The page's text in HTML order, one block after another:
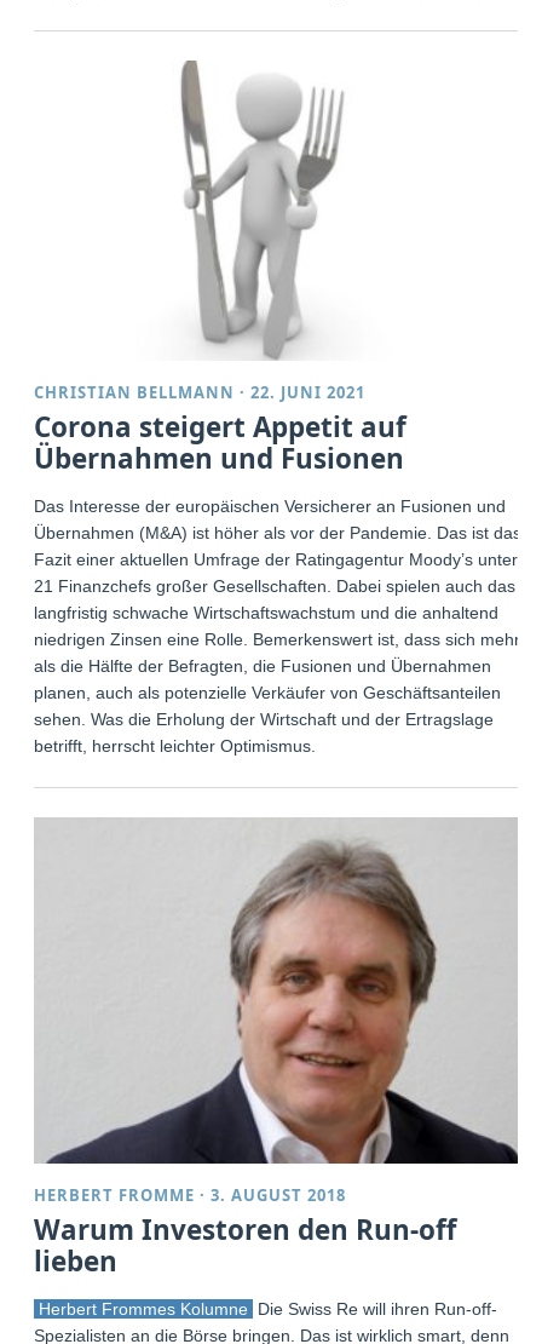
CHRISTIAN BELLMANN ·22. JUNI 2021
Corona steigert Appetit auf
Übernahmen und Fusionen
Das Interesse der europäischen Versicherer an Fusionen und
Übernahmen (M&A) ist höher als vor der Pandemie. Das ist das
Fazit einer aktuellen Umfrage der Ratingagentur Moody’s unter
21 Finanzchefs großer Gesellschaften. Dabei spielen auch das
langfristig schwache Wirtschaftswachstum und die anhaltend
niedrigen Zinsen eine Rolle. Bemerkenswert ist, dass sich mehr
als die Hälfte der Befragten, die Fusionen und Übernahmen
planen, auch als potenzielle Verkäufer von Geschäftsanteilen
sehen. Was die Erholung der Wirtschaft und der Ertragslage
betrifft, herrscht leichter Optimismus.
HERBERT FROMME ·3. AUGUST 2018
Warum Investoren den Run-off
lieben
Herbert Frommes Kolumne
Die Swiss Re will ihren Run-off-
Spezialisten an die Börse bringen. Das ist wirklich smart, denn